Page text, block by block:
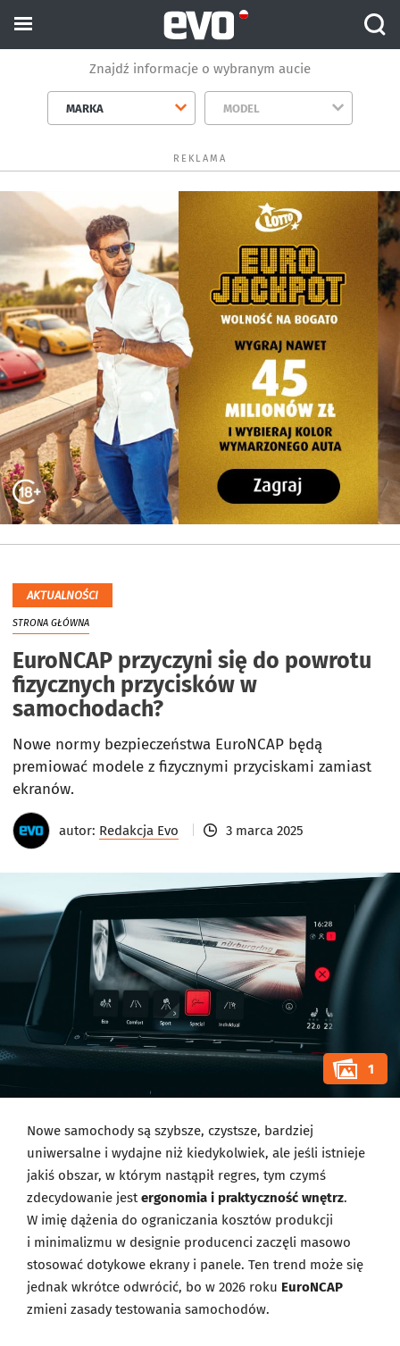
Znajdź informacje o wybranym aucie
MARKA MODEL
REKLAMA
AKTUALNOŚCI
STRONA GŁÓWNA
EuroNCAP przyczyni się do powrotu
fizycznych przycisków w
samochodach?
Nowe normy bezpieczeństwa EuroNCAP będą
premiować modele z fizycznymi przyciskami zamiast
ekranów.
autor: Redakcja Evo 3 marca 2025
1
Nowe samochody są szybsze, czystsze, bardziej
uniwersalne i wydajne niż kiedykolwiek, ale jeśli istnieje
jakiś obszar, w którym nastąpił regres, tym czymś
zdecydowanie jestergonomia i praktyczność wnętrz.
W imię dążenia do ograniczania kosztów produkcji
i minimalizmu w designie producenci zaczęli masowo
stosować dotykowe ekrany i panele. Ten trend może się
jednak wkrótce odwrócić, bo w 2026 roku EuroNCAP
zmieni zasady testowania samochodów.